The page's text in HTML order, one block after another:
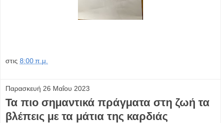
στις 8:00 π.μ.
Παρασκευή 26 Μαΐου 2023
Τα πιο σημαντικά πράγματα στη ζωή τα
βλέπεις με τα μάτια της καρδιάς